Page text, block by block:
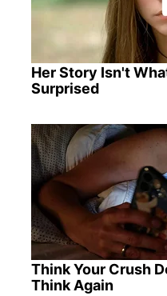
Her Story Isn't
Surprised
Think Your Crush
Think Again